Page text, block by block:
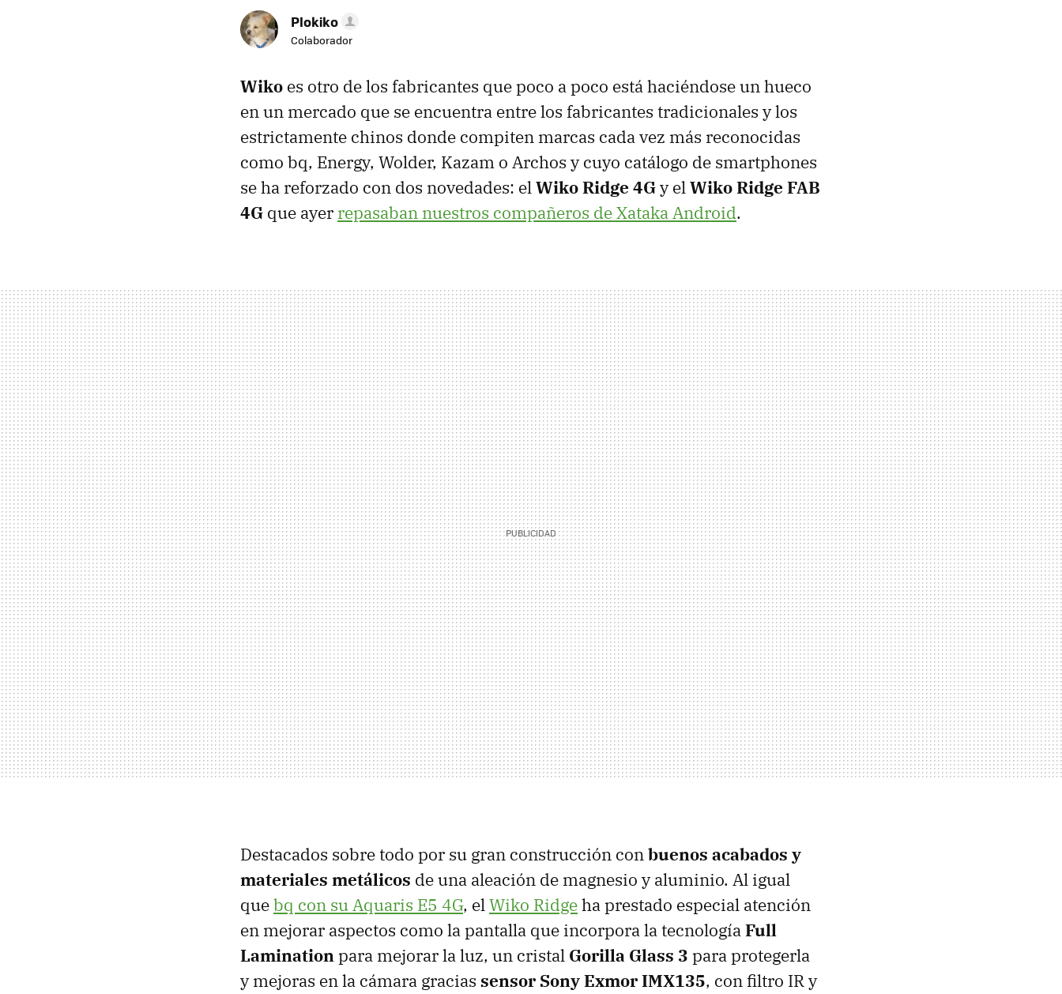
Plokiko
Colaborador
Wiko es otro de los fabricantes que poco a poco está haciéndose un hueco
en un mercado que se encuentra entre los fabricantes tradicionales y los
estrictamente chinos donde compiten marcas cada vez más reconocidas
como bq, Energy, Wolder, Kazam o Archos y cuyo catálogo de smartphones
se ha reforzado con dos novedades: elWiko Ridge 4Gy elWiko Ridge FAB
4G que ayer repasaban nuestros compañeros de Xataka Android.
Destacados sobre todo por su gran construcción conbuenos acabados y
materiales metálicos de una aleación de magnesio y aluminio. Al igual
quebq con su Aquaris E5 4G, elWiko Ridgeha prestado especial atención
en mejorar aspectos como la pantalla que incorpora la tecnologíaFull
Laminationpara mejorar la luz, un cristal Gorilla Glass 3 para protegerla
y mejoras en la cámara gracias sensor Sony Exmor IMX135, con filtro IR y